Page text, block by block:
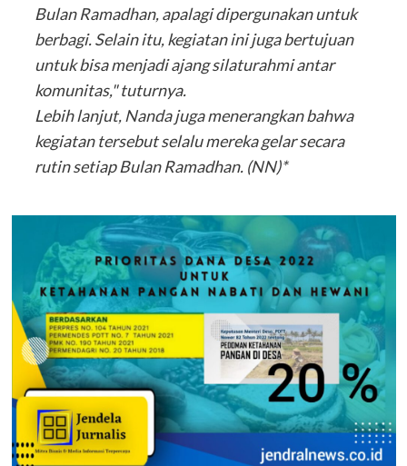
Bulan Ramadhan, apalagi dipergunakan untuk
berbagi. Selain itu, kegiatan ini juga bertujuan
untuk bisa menjadi ajang silaturahmi antar
komunitas," tuturnya.
Lebih lanjut, Nanda juga menerangkan bahwa
kegiatan tersebut selalu mereka gelar secara
rutin setiap Bulan Ramadhan. (NN)*